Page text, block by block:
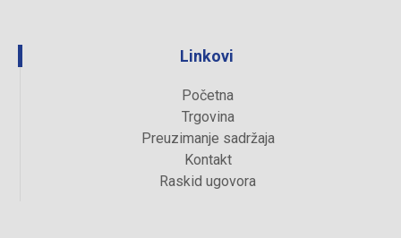
Linkovi
Početna
Trgovina
Preuzimanje sadržaja
Kontakt
Raskid ugovora